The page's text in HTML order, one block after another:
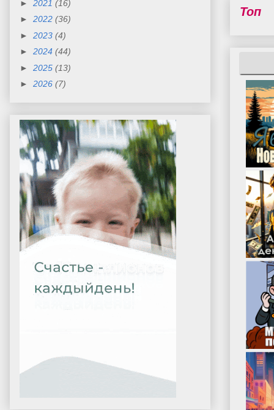
Топ
► 2021 (16)
► 2022 (36)
► 2023 (4)
► 2024 (44)
► 2025 (13)
► 2026 (7)